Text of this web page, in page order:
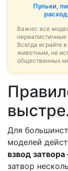
Пульки,
Важно: все
Всегда играйте
животным, не
общественных
Для
моделей
взвод
затвор